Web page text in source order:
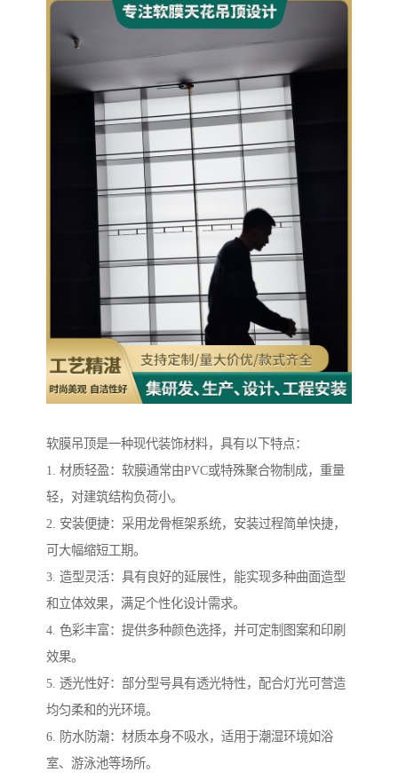
软膜吊顶是一种现代装饰材料，具有以下特点：
1. 材质轻盈：软膜通常由PVC或特殊聚合物制成，重量
轻，对建筑结构负荷小。
2. 安装便捷：采用龙骨框架系统，安装过程简单快捷，
可大幅缩短工期。
3. 造型灵活：具有良好的延展性，能实现多种曲面造型
和立体效果，满足个性化设计需求。
4. 色彩丰富：提供多种颜色选择，并可定制图案和印刷
效果。
5. 透光性好：部分型号具有透光特性，配合灯光可营造
均匀柔和的光环境。
6. 防水防潮：材质本身不吸水，适用于潮湿环境如浴
室、游泳池等场所。